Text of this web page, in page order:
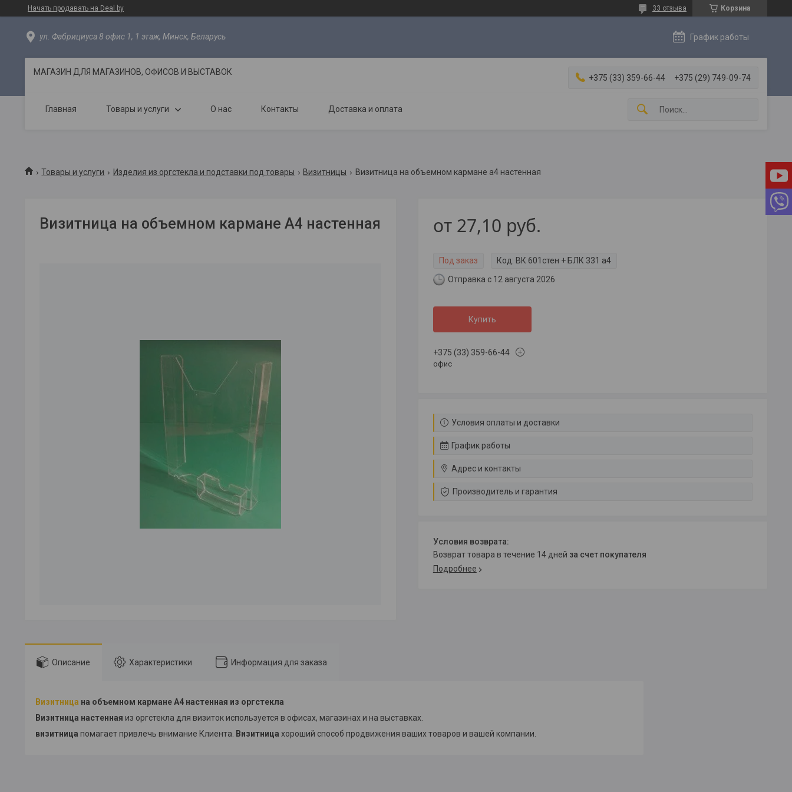
Начать продавать на Deal.by Корзина
33 отзыва
ул. Фабрициуса 8 офис 1, 1 этаж, Минск, Беларусь График работы
МАГАЗИН ДЛЯ МАГАЗИНОВ, ОФИСОВ И ВЫСТАВОК
+375 (33) 359-66-44 +375 (29) 749-09-74
Главная Товары и услуги О нас Контакты Доставка и оплата
Товары и услуги Изделия из оргстекла и подставки под товары Визитницы Визитница на объемном кармане а4 настенная
Визитница на объемном кармане А4 настенная от 27,10 руб.
Под заказ Код: ВК 601стен + БЛК 331 а4
Отправка с 12 августа 2026
Купить
+375 (33) 359-66-44
офис
Условия оплаты и доставки
График работы
Адрес и контакты
Производитель и гарантия
возврат товара в течение 14 дней за счет покупателя
Подробнее
Описание Характеристики Информация для заказа
Визитница на объемном кармане А4 настенная из оргстекла
Визитница настенная из оргстекла для визиток используется в офисах, магазинах и на выставках.
визитница помагает привлечь внимание Клиента. Визитница хороший способ продвижения ваших товаров и вашей компании.